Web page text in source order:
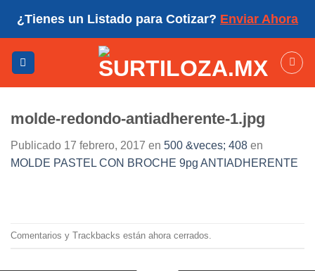
¿Tienes un Listado para Cotizar? Enviar Ahora
molde-redondo-antiadherente-1.jpg
Publicado 17 febrero, 2017 en 500 &veces; 408 en
MOLDE PASTEL CON BROCHE 9pg ANTIADHERENTE
Comentarios y Trackbacks están ahora cerrados.